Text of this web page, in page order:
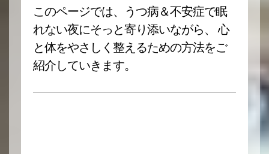
このページでは、うつ病＆不安症で眠
れない夜にそっと寄り添いながら、 心
と体をやさしく整えるための方法をご
紹介していきます。